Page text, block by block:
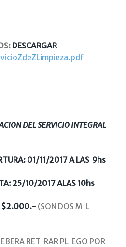
DESCARGAR
DEL SERVICIO INTEGRAL
01/11/2017 A LAS 9hs
25/10/2017 ALAS 10hs
$2.000.- (SON DOS MIL
RETIRAR PLIEGO POR